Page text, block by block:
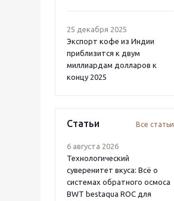
25 декабря 2025
Экспорт кофе из Индии
приблизится к двум
миллиардам долларов к
концу 2025
Статьи Все статьи
6 августа 2026
Технологический
суверенитет вкуса: Всё о
системах обратного осмоса
BWT bestaqua ROC для